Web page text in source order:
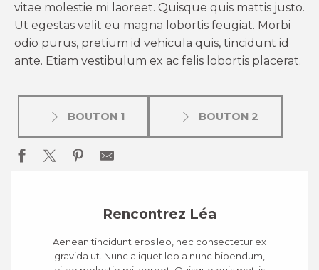
vitae molestie mi laoreet. Quisque quis mattis justo.
Ut egestas velit eu magna lobortis feugiat. Morbi
odio purus, pretium id vehicula quis, tincidunt id
ante. Etiam vestibulum ex ac felis lobortis placerat.
BOUTON 1 BOUTON 2
Rencontrez Léa
Aenean tincidunt eros leo, nec consectetur ex
gravida ut. Nunc aliquet leo a nunc bibendum,